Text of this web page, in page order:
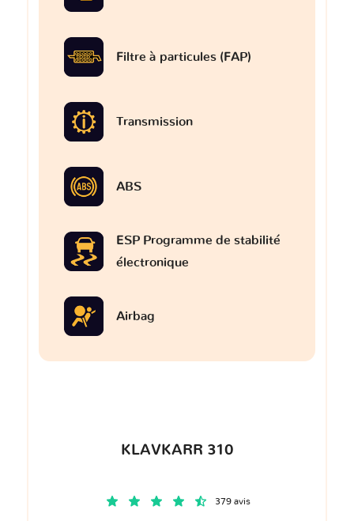
Filtre à particules (FAP)
Transmission
ABS
ESP Programme de stabilité
électronique
Airbag
KLAVKARR 310
379 avis